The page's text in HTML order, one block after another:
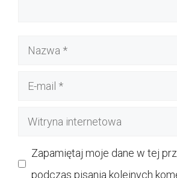
Nazwa
Witryna
Zapamiętaj moje dane w tej
podczas pisania kolejnych